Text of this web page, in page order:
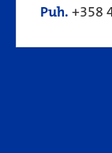
Puh. +358